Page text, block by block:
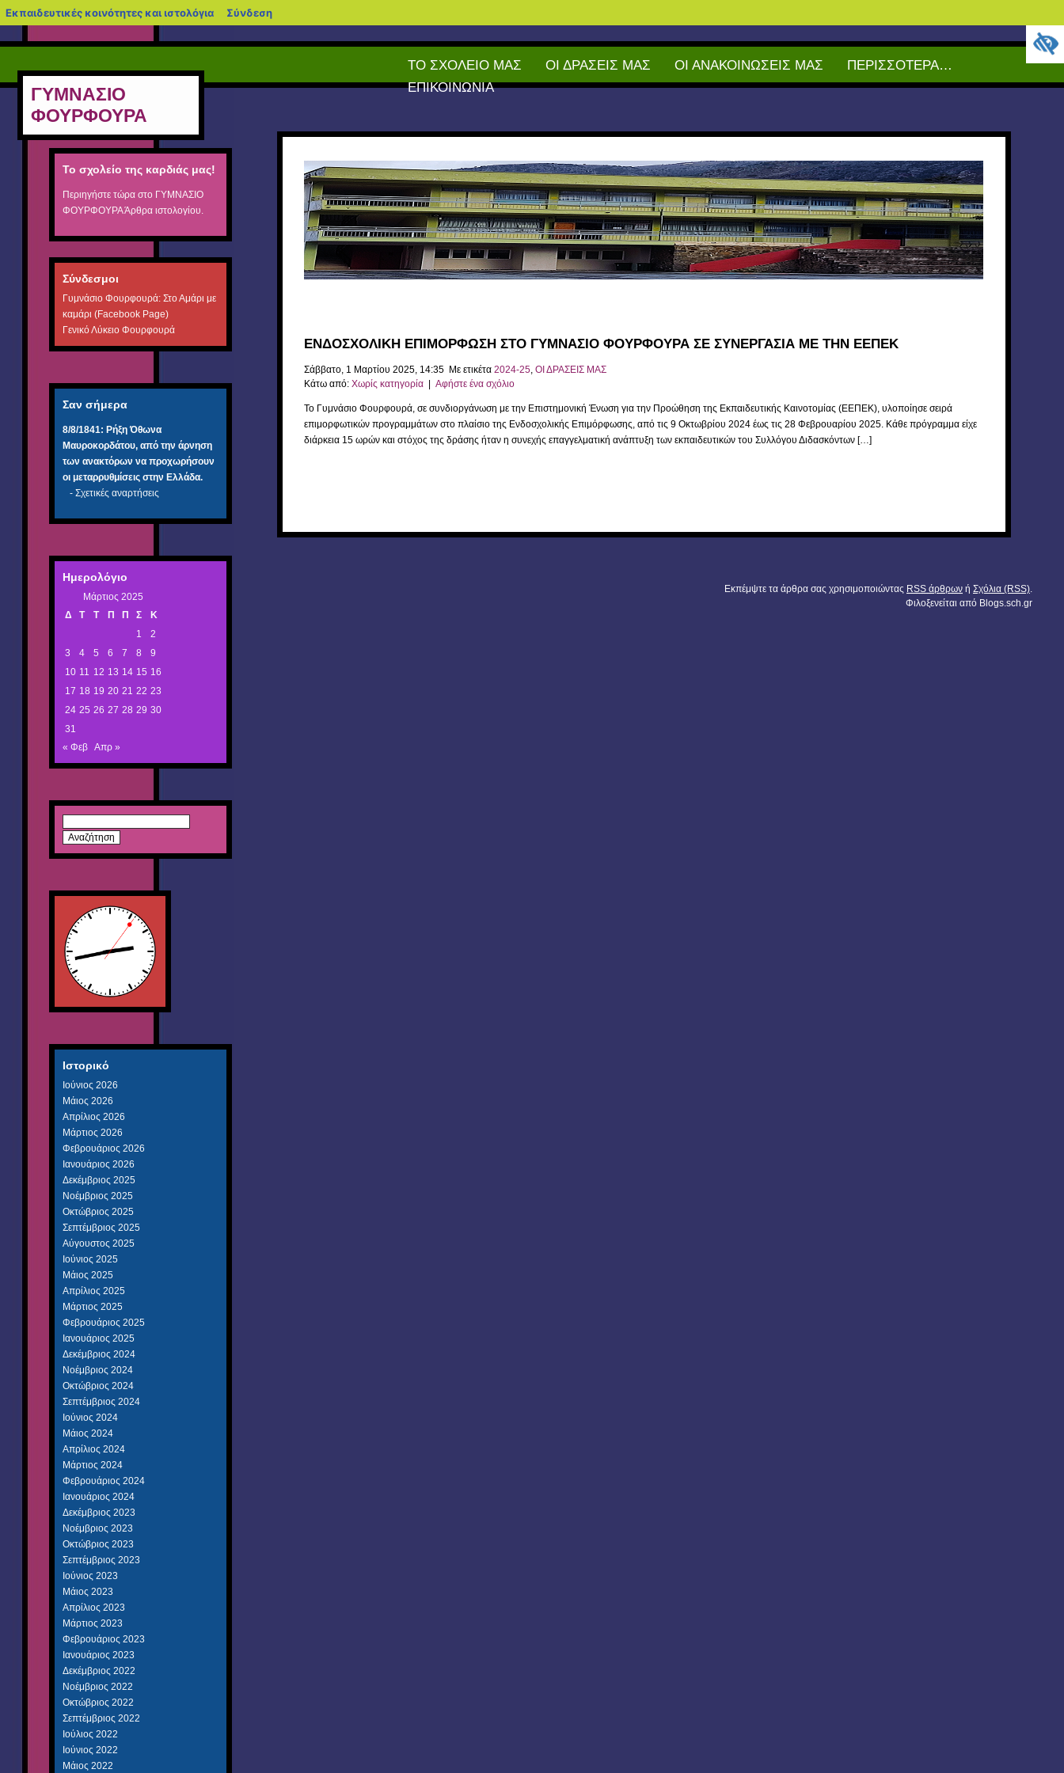
Εκπαιδευτικές κοινότητες και ιστολόγια blogs.sch.gr
Σύνδεση
ΓΥΜΝΑΣΙΟ
ΦΟΥΡΦΟΥΡΑ
ΤΟ ΣΧΟΛΕΙΟ ΜΑΣ ΟΙ ΔΡΑΣΕΙΣ ΜΑΣ ΟΙ ΑΝΑΚΟΙΝΩΣΕΙΣ ΜΑΣ
ΠΕΡΙΣΣΟΤΕΡΑ…
ΕΠΙΚΟΙΝΩΝΙΑ
Το σχολείο της καρδιάς μας!
Περιηγήστε τώρα στο ΓΥΜΝΑΣΙΟ
ΦΟΥΡΦΟΥΡΑΆρθρα ιστολογίου.
Σύνδεσμοι
Γυμνάσιο Φουρφουρά: Στο Αμάρι με
καμάρι (Facebook Page)
Γενικό Λύκειο Φουρφουρά
Σαν σήμερα
8/8/1841: Ρήξη Όθωνα 
Μαυροκορδάτου, από την άρνηση
των ανακτόρων να προχωρήσουν
οι μεταρρυθμίσεις στην Ελλάδα.
- Σχετικές αναρτήσεις
Ημερολόγιο
Μάρτιος 2025
Δ
Τ Τ Π Π Σ
Κ
1
2
3
4 5 6 7 8
9
10 11 12 13 14 15 16
17 18 19 20 21 22 23
24 25 26 27 28 29 30
31
« Φεβ Απρ »
για:
Ιστορικό
Ιούνιος 2026
Μάιος 2026
Απρίλιος 2026
Μάρτιος 2026
Φεβρουάριος 2026
Ιανουάριος 2026
Δεκέμβριος 2025
Νοέμβριος 2025
Οκτώβριος 2025
Σεπτέμβριος 2025
Αύγουστος 2025
Ιούνιος 2025
Μάιος 2025
Απρίλιος 2025
Μάρτιος 2025
Φεβρουάριος 2025
Ιανουάριος 2025
Δεκέμβριος 2024
Νοέμβριος 2024
Οκτώβριος 2024
Σεπτέμβριος 2024
Ιούνιος 2024
Μάιος 2024
Απρίλιος 2024
Μάρτιος 2024
Φεβρουάριος 2024
Ιανουάριος 2024
Δεκέμβριος 2023
Νοέμβριος 2023
Οκτώβριος 2023
Σεπτέμβριος 2023
Ιούνιος 2023
Μάιος 2023
Απρίλιος 2023
Μάρτιος 2023
Φεβρουάριος 2023
Ιανουάριος 2023
Δεκέμβριος 2022
Νοέμβριος 2022
Οκτώβριος 2022
Σεπτέμβριος 2022
Ιούλιος 2022
Ιούνιος 2022
Μάιος 2022
ΕΝΔΟΣΧΟΛΙΚΗ ΕΠΙΜΟΡΦΩΣΗ ΣΤΟ ΓΥΜΝΑΣΙΟ ΦΟΥΡΦΟΥΡΑ ΣΕ ΣΥΝΕΡΓΑΣΙΑ ΜΕ ΤΗΝ ΕΕΠΕΚ
Σάββατο, 1 Μαρτίου 2025, 14:35 Με ετικέτα2024-25,ΟΙ ΔΡΑΣΕΙΣ ΜΑΣ
Κάτω από:Χωρίς κατηγορία |Αφήστε ένα σχόλιο
Το Γυμνάσιο Φουρφουρά, σε συνδιοργάνωση με την Επιστημονική Ένωση για την Προώθηση της Εκπαιδευτικής Καινοτομίας (ΕΕΠΕΚ), υλοποίησε σειρά
επιμορφωτικών προγραμμάτων στο πλαίσιο της Ενδοσχολικής Επιμόρφωσης, από τις 9 Οκτωβρίου 2024 έως τις 28 Φεβρουαρίου 2025. Κάθε πρόγραμμα είχε
διάρκεια 15 ωρών και στόχος της δράσης ήταν η συνεχής επαγγελματική ανάπτυξη των εκπαιδευτικών του Συλλόγου Διδασκόντων […]
Εκπέμψτε τα άρθρα σας χρησιμοποιώντας RSS άρθρων ή Σχόλια (RSS).
Φιλοξενείται από Blogs.sch.gr